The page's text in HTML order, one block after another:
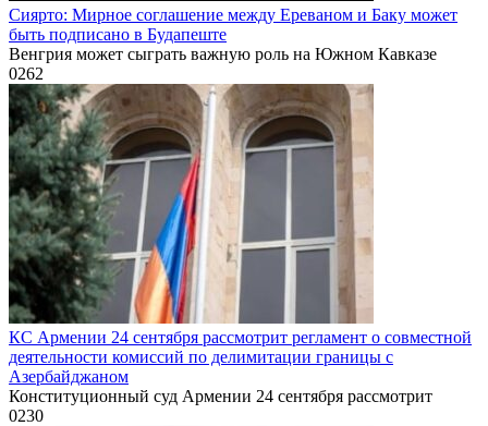
Сиярто: Мирное соглашение между Ереваном и Баку может
быть подписано в Будапеште
Венгрия может сыграть важную роль на Южном Кавказе
0262
КС Армении 24 сентября рассмотрит регламент о совместной
деятельности комиссий по делимитации границы с
Азербайджаном
Конституционный суд Армении 24 сентября рассмотрит
0230